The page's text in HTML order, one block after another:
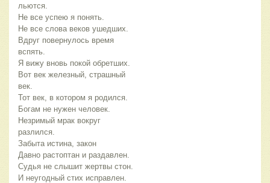
льются.
Не все успею я понять.
Не все слова веков ушедших.
Вдруг повернулось время
вспять.
Я вижу вновь покой обретших.
Вот век железный, страшный
век.
Тот век, в котором я родился.
Богам не нужен человек.
Незримый мрак вокруг
разлился.
Забыта истина, закон
Давно растоптан и раздавлен.
Судья не слышит жертвы стон.
И неугодный стих исправлен.